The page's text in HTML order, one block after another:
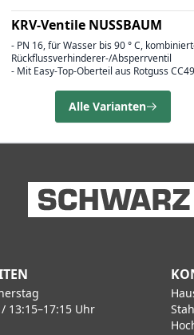
KRV-Ventile NUSSBAUM
- PN 16, für Wasser bis 90 ° C,
Rückflussverhinderer-/Absperrventil
- Mit Easy-Top-Oberteil aus Rotguss
Alle Varianten
13:15–17:15 Uhr